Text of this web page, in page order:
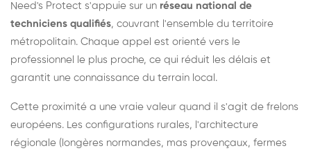
Need's Protect s'appuie sur un réseau national de
techniciens qualifiés, couvrant l'ensemble du territoire
métropolitain. Chaque appel est orienté vers le
professionnel le plus proche, ce qui réduit les délais et
garantit une connaissance du terrain local.
Cette proximité a une vraie valeur quand il s'agit de frelons
européens. Les configurations rurales, l'architecture
régionale (longères normandes, mas provençaux, fermes